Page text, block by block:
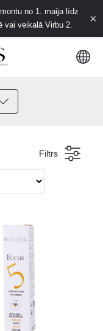
no 1. maija līdz
vai veikalā Virbu 2.
×
Filtrs